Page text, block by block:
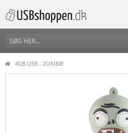
4GB USB - ZOMBIE